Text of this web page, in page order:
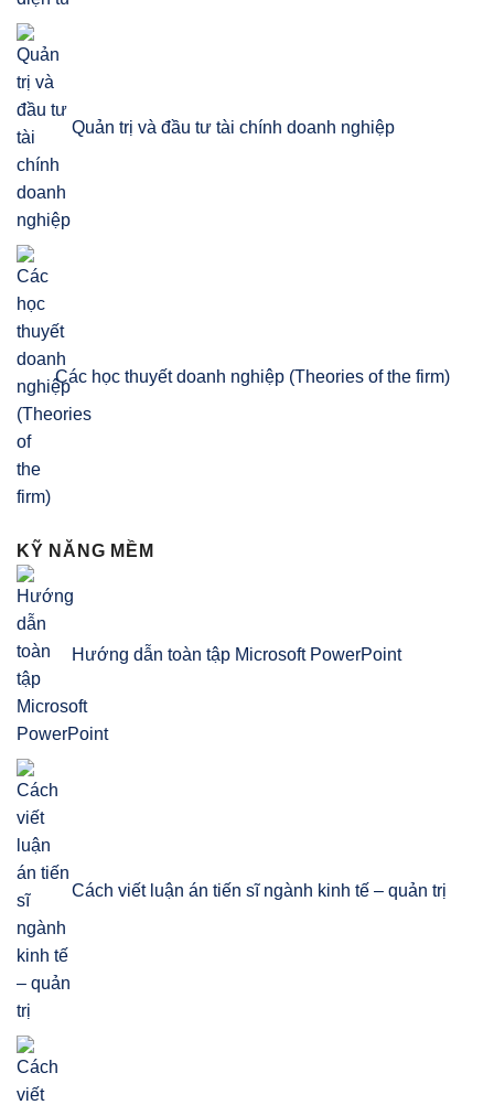
Quản trị và đầu tư tài chính doanh nghiệp
Các học thuyết doanh nghiệp (Theories of the firm)
KỸ NĂNG MỀM
Hướng dẫn toàn tập Microsoft PowerPoint
Cách viết luận án tiến sĩ ngành kinh tế – quản trị